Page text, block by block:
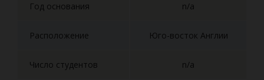
Год основания n/a
Расположение Юго-восток Англии
Число студентов n/a